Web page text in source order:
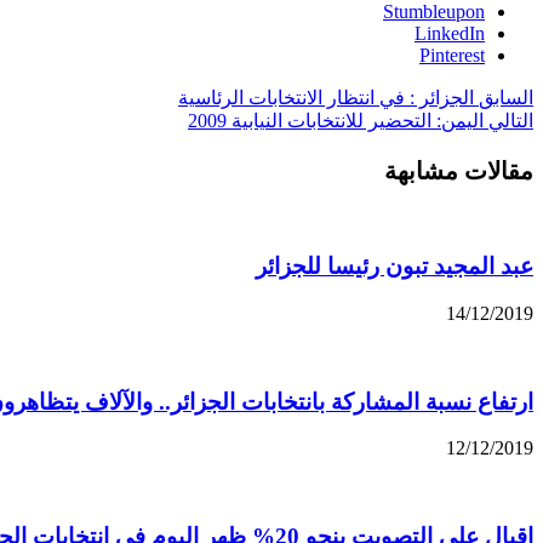
Stumbleupon
LinkedIn
Pinterest
السابق الجزائر : في انتظار الانتخابات الرئاسية
التالي اليمن: التحضير للانتخابات النيابية 2009
مقالات مشابهة
عبد المجيد تبون رئيسا للجزائر
14/12/2019
ارتفاع نسبة المشاركة بانتخابات الجزائر.. والآلاف
12/12/2019
إقبال على التصويت بنحو 20% ظهر اليوم في انتخابات الجزائر الرئاسية